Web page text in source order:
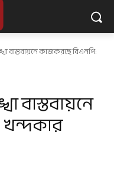
বাস্তবায়নে কাজকরছে বিএনপি:
বাস্তবায়নে